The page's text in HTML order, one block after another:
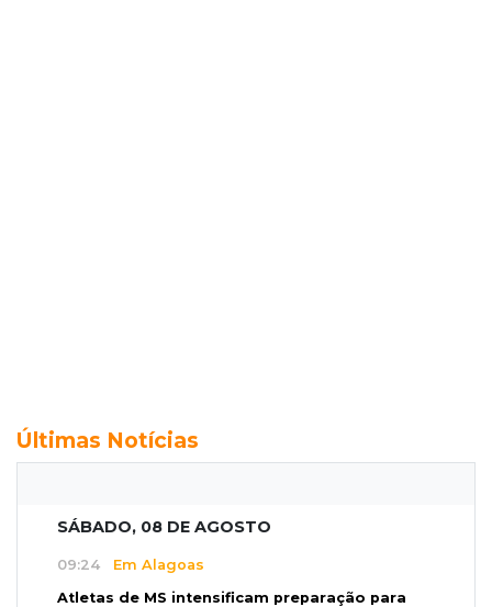
Últimas Notícias
SÁBADO, 08 DE AGOSTO
09:24 Em Alagoas
Atletas de MS intensificam preparação para